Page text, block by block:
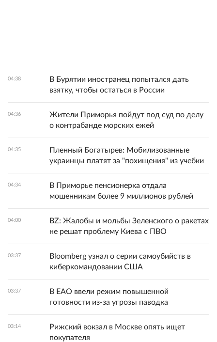
04:38
В Бурятии иностранец попытался дать
взятку, чтобы остаться в России
04:36
Жители Приморья пойдут под суд по делу
о контрабанде морских ежей
04:35
Пленный Богатырев: Мобилизованные
украинцы платят за "похищения" из учебки
04:34
В Приморье пенсионерка отдала
мошенникам более 9 миллионов рублей
04:00
BZ: Жалобы и мольбы Зеленского о ракетах
не решат проблему Киева с ПВО
03:37
Bloomberg узнал о серии самоубийств в
киберкомандовании США
03:37
В ЕАО ввели режим повышенной
готовности из-за угрозы паводка
03:14
Рижский вокзал в Москве опять ищет
покупателя